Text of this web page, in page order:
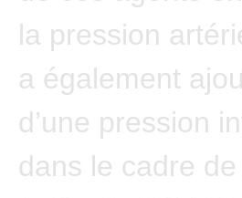
la pression
a également
d’une pression
dans le cadre de